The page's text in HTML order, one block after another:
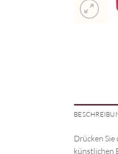
Drücken
künstlichen